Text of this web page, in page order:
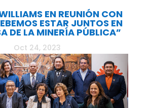
EN REUNIÓN CON
ESTAR JUNTOS EN
DE LA MINERÍA PÚBLICA”
Oct 24, 2023